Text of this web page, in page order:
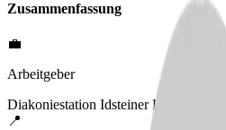
Zusammenfassung
💼
Arbeitgeber
Diakoniestation Idsteiner Land gGmbH
📍